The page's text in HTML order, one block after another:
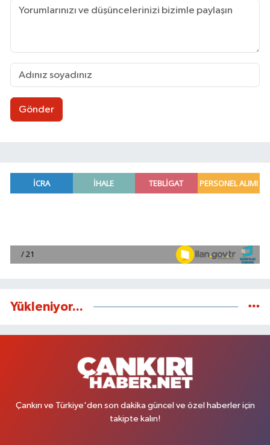
Gönder
Yükleniyor...
Çankırı ve Türkiye'den son dakika güncel ve özel haberler için
takipte kalın!